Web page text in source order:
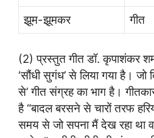
झूम-झूमकर
गीत
(2) प्रस्तुत गीत डॉ. कृपाशंकर
‘सौंधी सुगंध’ से लिया गया है।
से’ गीत संग्रह का भाग है।
है “बादल बरसने से चारों तरफ
समय से जो सपना मैं देख रहा था